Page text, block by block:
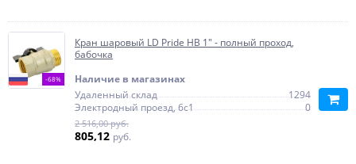
-68%
Кран шаровый LD Pride НВ 1" - полный проход,
бабочка
Наличие в магазинах
Удаленный склад
1294
Электродный проезд, 6с1
0
2 516,00 руб.
805,12 руб.